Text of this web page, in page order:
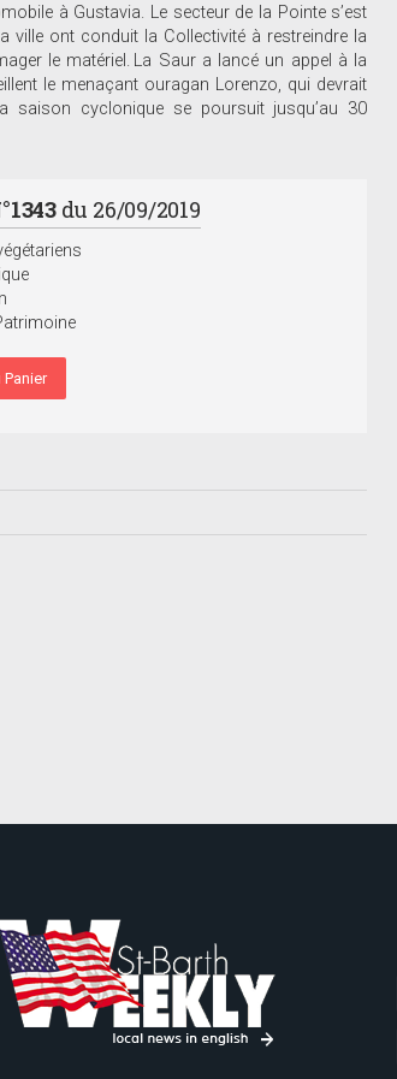
à Gustavia. Le secteur de la Pointe s’est
ville ont conduit la Collectivité à restreindre la
le matériel. La Saur a lancé un appel à la
le menaçant ouragan Lorenzo, qui devrait
saison cyclonique se poursuit jusqu’au 30
du 26/09/2019